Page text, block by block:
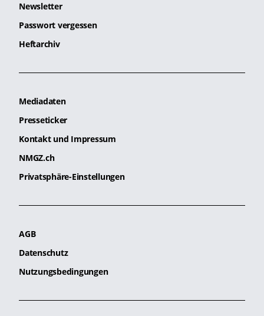
Newsletter
Passwort vergessen
Heftarchiv
Mediadaten
Presseticker
Kontakt und Impressum
NMGZ.ch
Privatsphäre-Einstellungen
AGB
Datenschutz
Nutzungsbedingungen